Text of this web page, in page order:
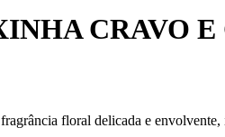
CRAVO
floral delicada e